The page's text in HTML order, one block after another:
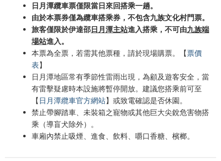
日月潭纜車票僅限當日來回搭乘一趟。
由於本票券僅為纜車搭乘券，不包含九族文化村門票。
旅客僅限於伊達邵日月潭主站進入搭乘，不可由九族端
場站進入。
本票為全票，若需其他票種，請於現場購票。【票價
表】
日月潭地區常有季節性雷雨出現，為顧及遊客安全，當
有雷擊疑慮時本設施將暫停開放。建議您搭乘前可至
【 日月潭纜車官方網站】或致電確認是否休園。
禁止帶腳踏車、未裝箱之寵物或其他巨大尖銳危害物搭
乘（導盲犬除外）。
車廂內禁止吸煙、進食、飲料、嚼口香糖、檳榔。